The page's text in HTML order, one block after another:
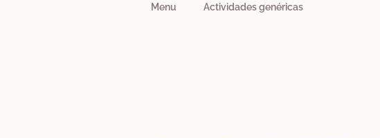
Menu Actividades genéricas